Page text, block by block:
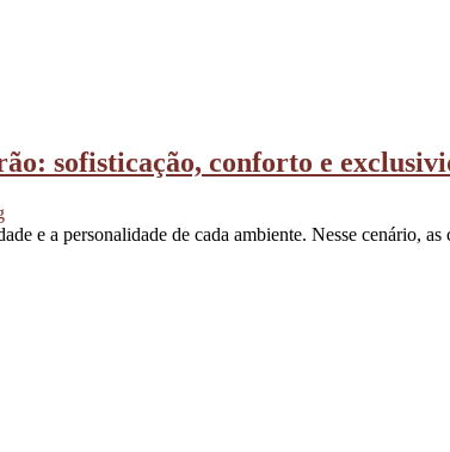
sofisticação, conforto e
e a personalidade de cada ambiente. Nesse cenário, as